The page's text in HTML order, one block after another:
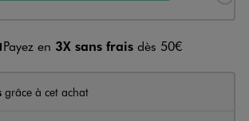
Payez en 3X sans frais dès 50€
grâce à cet achat